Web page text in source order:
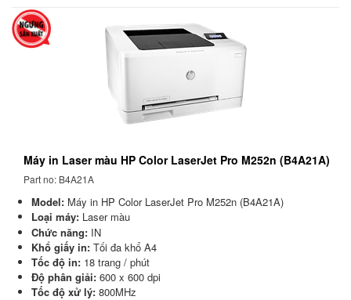
Máy in Laser màu HP Color LaserJet Pro M252n (B4A21A)
Part no: B4A21A
Model: Máy in HP Color LaserJet Pro M252n (B4A21A)
Loại máy: Laser màu
Chức năng: IN
Khổ giấy in: Tối đa khổ A4
Tốc độ in: 18 trang / phút
Độ phân giải: 600 x 600 dpi
Tốc độ xử lý: 800MHz